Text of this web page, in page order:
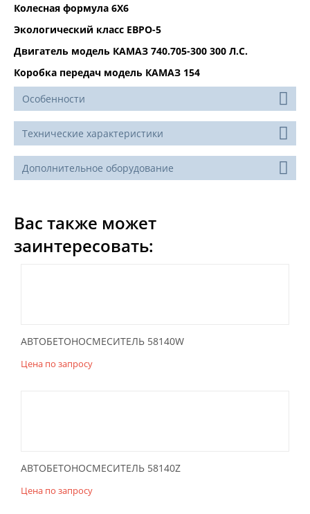
Колесная формула 6Х6
Экологический класс ЕВРО-5
Двигатель модель КАМАЗ 740.705-300 300 Л.С.
Коробка передач модель КАМАЗ 154
Особенности
Технические характеристики
Дополнительное оборудование
Вас также может
заинтересовать:
АВТОБЕТОНОСМЕСИТЕЛЬ 58140W
Цена по запросу
АВТОБЕТОНОСМЕСИТЕЛЬ 58140Z
Цена по запросу